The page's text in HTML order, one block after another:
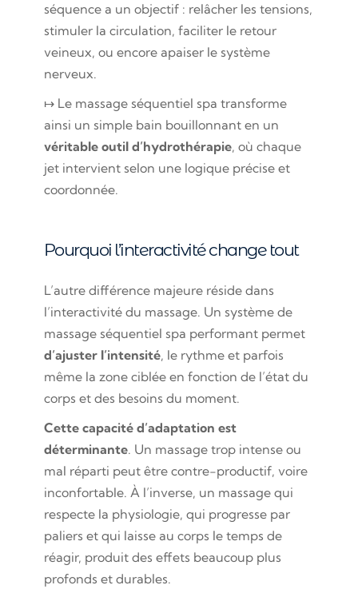
séquence a un objectif : relâcher les tensions,
stimuler la circulation, faciliter le retour
veineux, ou encore apaiser le système
nerveux.
↦ Le massage séquentiel spa transforme
ainsi un simple bain bouillonnant en un
véritable outil d’hydrothérapie, où chaque
jet intervient selon une logique précise et
coordonnée.
Pourquoi l’interactivité change tout
L’autre différence majeure réside dans
l’interactivité du massage. Un système de
massage séquentiel spa performant permet
d’ajuster l’intensité, le rythme et parfois
même la zone ciblée en fonction de l’état du
corps et des besoins du moment.
Cette capacité d’adaptation est
déterminante. Un massage trop intense ou
mal réparti peut être contre-productif, voire
inconfortable. À l’inverse, un massage qui
respecte la physiologie, qui progresse par
paliers et qui laisse au corps le temps de
réagir, produit des effets beaucoup plus
profonds et durables.